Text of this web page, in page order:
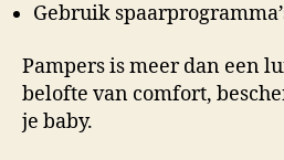
Gebruik
Pampers is meer dan een
belofte van comfort,
je baby.